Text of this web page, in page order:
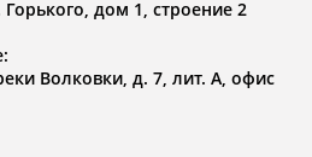
дом 1, строение 2
Волковки, д. 7, лит. А, офис